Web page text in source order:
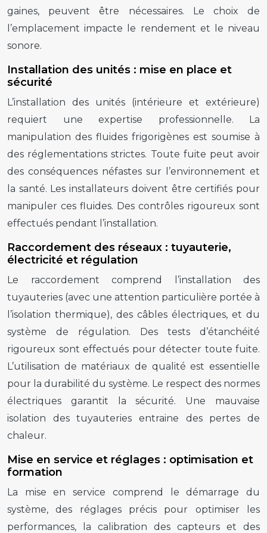
gaines, peuvent être nécessaires. Le choix de
l’emplacement impacte le rendement et le niveau
sonore.
Installation des unités : mise en place et
sécurité
L’installation des unités (intérieure et extérieure)
requiert une expertise professionnelle. La
manipulation des fluides frigorigènes est soumise à
des réglementations strictes. Toute fuite peut avoir
des conséquences néfastes sur l’environnement et
la santé. Les installateurs doivent être certifiés pour
manipuler ces fluides. Des contrôles rigoureux sont
effectués pendant l’installation.
Raccordement des réseaux : tuyauterie,
électricité et régulation
Le raccordement comprend l’installation des
tuyauteries (avec une attention particulière portée à
l’isolation thermique), des câbles électriques, et du
système de régulation. Des tests d’étanchéité
rigoureux sont effectués pour détecter toute fuite.
L’utilisation de matériaux de qualité est essentielle
pour la durabilité du système. Le respect des normes
électriques garantit la sécurité. Une mauvaise
isolation des tuyauteries entraine des pertes de
chaleur.
Mise en service et réglages : optimisation et
formation
La mise en service comprend le démarrage du
système, des réglages précis pour optimiser les
performances, la calibration des capteurs et des